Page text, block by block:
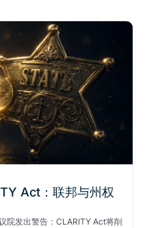
Act：联邦与州权
院发出警告：CLARITY Act将削